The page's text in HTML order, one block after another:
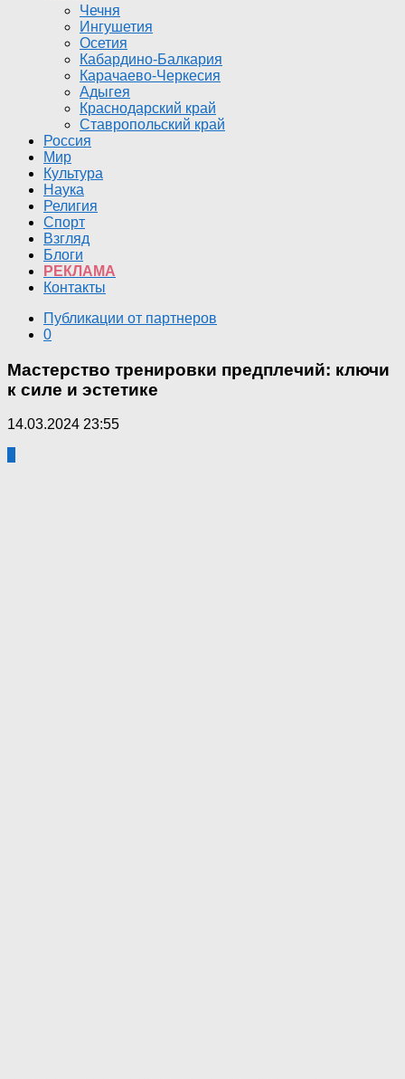
Чечня
Ингушетия
Осетия
Кабардино-Балкария
Карачаево-Черкесия
Адыгея
Краснодарский край
Ставропольский край
Россия
Мир
Культура
Наука
Религия
Спорт
Взгляд
Блоги
РЕКЛАМА
Контакты
Публикации от партнеров
0
Мастерство тренировки предплечий: ключи
к силе и эстетике
14.03.2024 23:55